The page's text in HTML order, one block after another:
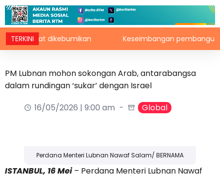
TERKINI
dikebumikan Keseimbangan pembangunan
PM Lubnan mohon sokongan Arab, antarabangsa
dalam rundingan ‘sukar’ dengan Israel
16/05/2026 | 9:00 am
Global
Perdana Menteri Lubnan Nawaf Salam/ BERNAMA
ISTANBUL, 16 Mei– Perdana Menteri Lubnan Nawaf